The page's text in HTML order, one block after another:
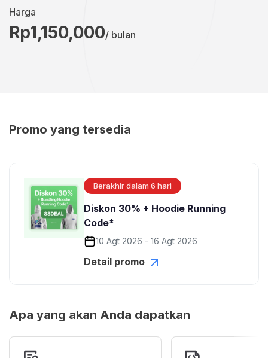
Harga
Rp1,150,000/ bulan
Promo yang tersedia
Berakhir dalam 6 hari
Diskon 30% + Hoodie Running
Code*
10 Agt 2026 - 16 Agt 2026
Detail promo
Apa yang akan Anda dapatkan